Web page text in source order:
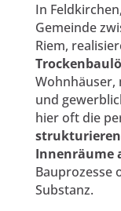
In
Gemeinde
Riem,
Wohnhäuser,
und
hier oft die
strukturieren
Innenräume
Bauprozesse
Substanz.